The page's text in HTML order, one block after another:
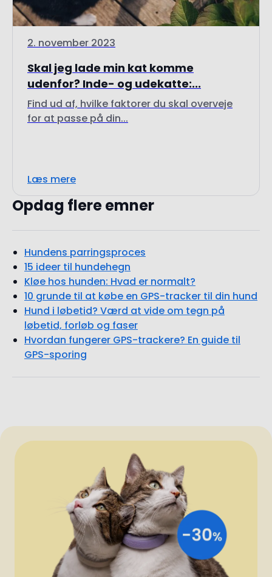
Skal jeg lade min kat komme
udenfor? Inde- og udekatte:...
Find ud af, hvilke faktorer du skal overveje
for at passe på din...
Hundens parringsproces
10 grunde til at købe en GPS-tracker til din hund
Hund i løbetid? Værd at vide om tegn på
løbetid, forløb og faser
Hvordan fungerer GPS-trackere? En guide til
GPS-sporing